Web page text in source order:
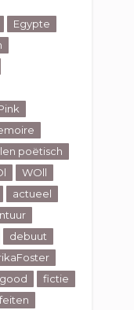
Egypte
poëtisch
WOll
actueel
debuut
fictie